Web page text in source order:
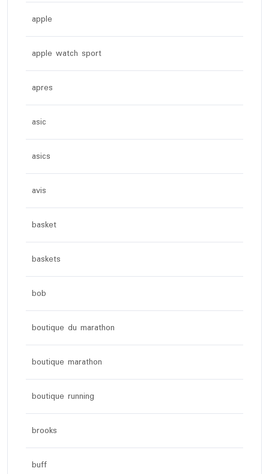
apple
apple watch sport
apres
asic
asics
avis
basket
baskets
bob
boutique du marathon
boutique marathon
boutique running
brooks
buff